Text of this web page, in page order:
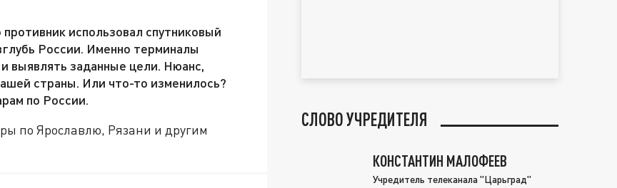
использовал спутниковый
России. Именно терминалы
выявлять заданные цели. Нюанс,
страны. Или что-то изменилось?
по России.
по Ярославлю, Рязани и другим
СЛОВО УЧРЕДИТЕЛЯ
КОНСТАНТИН МАЛОФЕЕВ
Учредитель телеканала "Царьград"